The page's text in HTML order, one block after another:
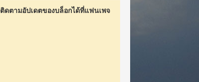
ติดตามอัปเดตของบล็อกได้ที่แฟนเพจ